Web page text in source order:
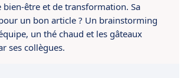
bien-être et de transformation. Sa
un bon article ? Un brainstorming
un thé chaud et les gâteaux
ses collègues.